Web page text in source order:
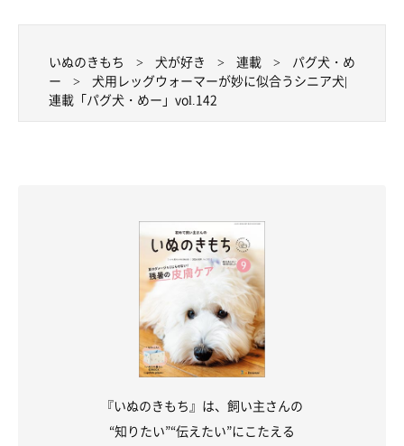
いぬのきもち 犬が好き 連載
パグ犬・め
ー
犬用レッグウォーマーが妙に似合うシニア犬|
連載「パグ犬・めー」vol.142
『いぬのきもち』は、飼い主さんの
“知りたい”“伝えたい”にこたえる